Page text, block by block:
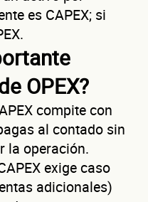
es CAPEX; si
OPEX?
compite con
al contado sin
la operación.
exige caso
adicionales)